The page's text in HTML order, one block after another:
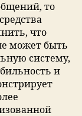
то
что
может быть
систему,
и